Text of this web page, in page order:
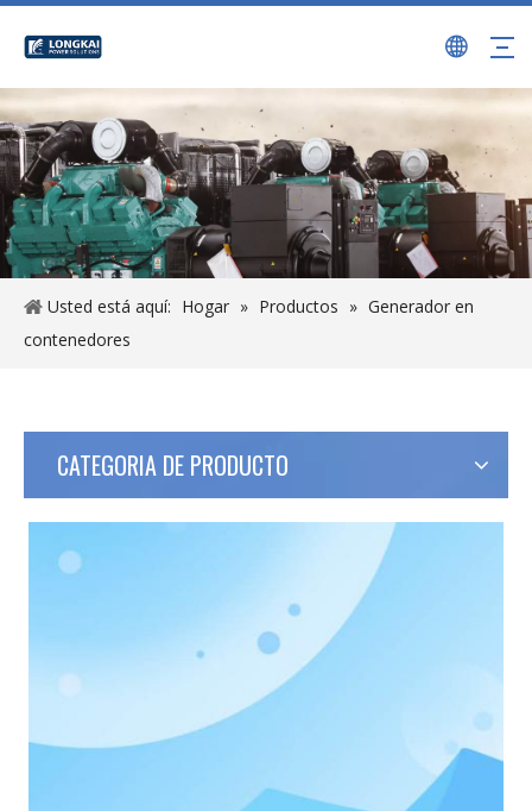
Usted está aquí: Hogar » Productos » Generador en
contenedores
CATEGORIA DE PRODUCTO